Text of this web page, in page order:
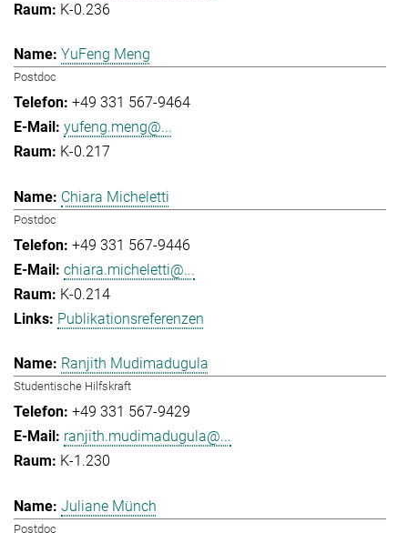
K-0.236
YuFeng Meng
Postdoc
+49 331 567-9464
yufeng.meng@...
K-0.217
Chiara Micheletti
Postdoc
+49 331 567-9446
chiara.micheletti@...
K-0.214
Publikationsreferenzen
Ranjith Mudimadugula
Studentische Hilfskraft
+49 331 567-9429
ranjith.mudimadugula@...
K-1.230
Juliane Münch
Postdoc